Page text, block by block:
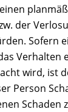
der
Sofern
Verhalten
wird, ist
Person
Schaden